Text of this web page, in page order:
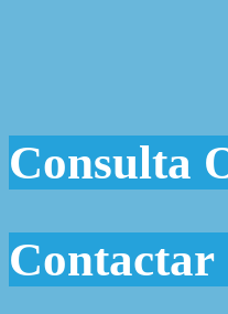
Consulta
Contactar